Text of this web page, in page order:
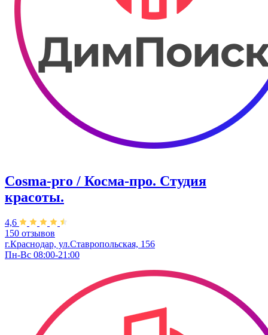
Cosma-pro / Косма-про. Студия
красоты.
4,6
150 отзывов
г.Краснодар, ул.Ставропольская, 156
Пн-Вс 08:00-21:00